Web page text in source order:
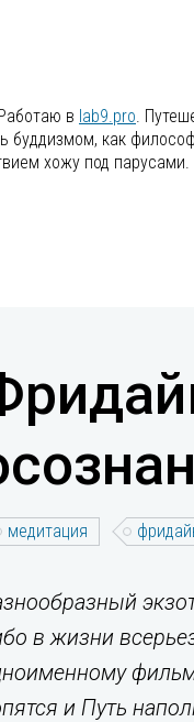
в lab9.pro.
как
хожу под парусами.
медитация
в жизни
и Путь